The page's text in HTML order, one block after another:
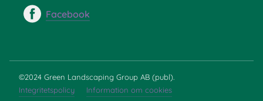
Facebook
©2024 Green Landscaping Group AB (publ).
Integritetspolicy
Information om cookies